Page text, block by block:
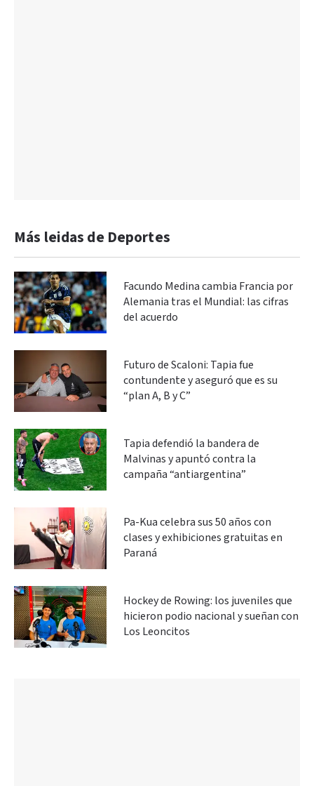
Más leidas de Deportes
Facundo Medina cambia Francia por
Alemania tras el Mundial: las cifras
del acuerdo
Futuro de Scaloni: Tapia fue
contundente y aseguró que es su
“plan A, B y C”
Tapia defendió la bandera de
Malvinas y apuntó contra la
campaña “antiargentina”
Pa-Kua celebra sus 50 años con
clases y exhibiciones gratuitas en
Paraná
Hockey de Rowing: los juveniles que
hicieron podio nacional y sueñan con
Los Leoncitos